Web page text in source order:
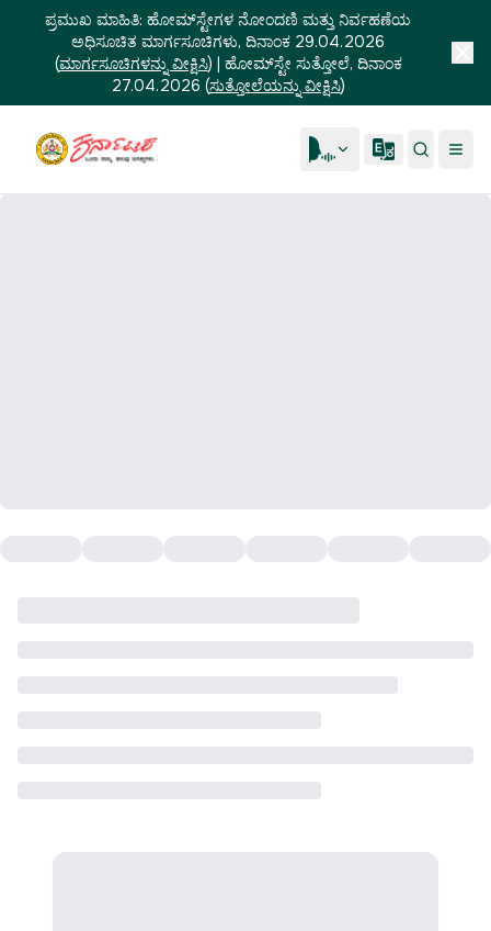
ಪ್ರಮುಖ ಮಾಹಿತಿ: ಹೋಮ್‌ಸ್ಟೇಗಳ ನೋಂದಣಿ ಮತ್ತು ನಿರ್ವಹಣೆಯ
ಅಧಿಸೂಚಿತ ಮಾರ್ಗಸೂಚಿಗಳು, ದಿನಾಂಕ 29.04.2026
(ಮಾರ್ಗಸೂಚಿಗಳನ್ನು ವೀಕ್ಷಿಸಿ) | ಹೋಮ್‌ಸ್ಟೇ ಸುತ್ತೋಲೆ, ದಿನಾಂಕ
27.04.2026 (ಸುತ್ತೋಲೆಯನ್ನು ವೀಕ್ಷಿಸಿ)